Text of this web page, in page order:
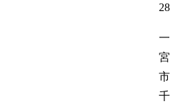
28
一
宮
市
千